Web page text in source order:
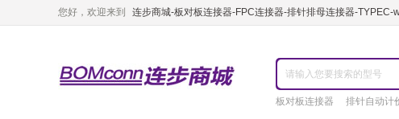
您好，欢迎来到 连步商城-板对板连接器-FPC连接器-排针排母连接器-TYPEC-
板对板连接器 排针自动计